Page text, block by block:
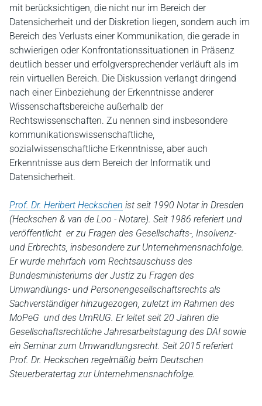
mit berücksichtigen, die nicht nur im Bereich der
Datensicherheit und der Diskretion liegen, sondern auch im
Bereich des Verlusts einer Kommunikation, die gerade in
schwierigen oder Konfrontationssituationen in Präsenz
deutlich besser und erfolgversprechender verläuft als im
rein virtuellen Bereich. Die Diskussion verlangt dringend
nach einer Einbeziehung der Erkenntnisse anderer
Wissenschaftsbereiche außerhalb der
Rechtswissenschaften. Zu nennen sind insbesondere
kommunikationswissenschaftliche,
sozialwissenschaftliche Erkenntnisse, aber auch
Erkenntnisse aus dem Bereich der Informatik und
Datensicherheit.
Prof. Dr. Heribert Heckschen ist seit 1990 Notar in Dresden
(Heckschen & van de Loo - Notare). Seit 1986 referiert und
veröffentlicht er zu Fragen des Gesellschafts-, Insolvenz-
und Erbrechts, insbesondere zur Unternehmensnachfolge.
Er wurde mehrfach vom Rechtsauschuss des
Bundesministeriums der Justiz zu Fragen des
Umwandlungs- und Personengesellschaftsrechts als
Sachverständiger hinzugezogen, zuletzt im Rahmen des
MoPeG und des UmRUG. Er leitet seit 20 Jahren die
Gesellschaftsrechtliche Jahresarbeitstagung des DAI sowie
ein Seminar zum Umwandlungsrecht. Seit 2015 referiert
Prof. Dr. Heckschen regelmäßig beim Deutschen
Steuerberatertag zur Unternehmensnachfolge.